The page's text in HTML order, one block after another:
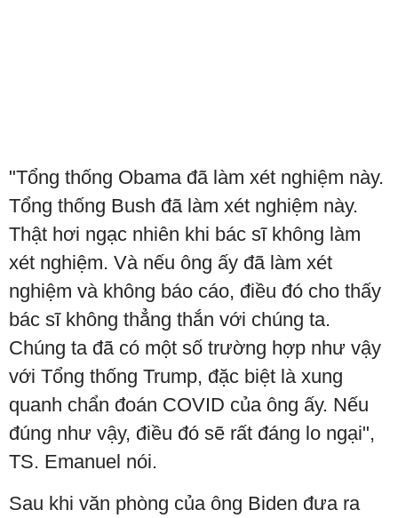
"Tổng thống Obama đã làm xét nghiệm này.
Tổng thống Bush đã làm xét nghiệm này.
Thật hơi ngạc nhiên khi bác sĩ không làm
xét nghiệm. Và nếu ông ấy đã làm xét
nghiệm và không báo cáo, điều đó cho thấy
bác sĩ không thẳng thắn với chúng ta.
Chúng ta đã có một số trường hợp như vậy
với Tổng thống Trump, đặc biệt là xung
quanh chẩn đoán COVID của ông ấy. Nếu
đúng như vậy, điều đó sẽ rất đáng lo ngại",
TS. Emanuel nói.
Sau khi văn phòng của ông Biden đưa ra